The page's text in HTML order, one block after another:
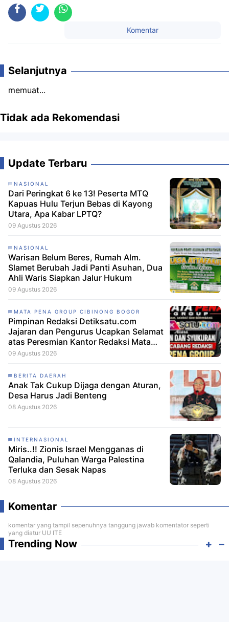
Komentar
Selanjutnya
memuat...
Tidak ada Rekomendasi
Update Terbaru
NASIONAL
Dari Peringkat 6 ke 13! Peserta MTQ
Kapuas Hulu Terjun Bebas di Kayong
Utara, Apa Kabar LPTQ?
09 Agustus 2026
NASIONAL
Warisan Belum Beres, Rumah Alm.
Slamet Berubah Jadi Panti Asuhan, Dua
Ahli Waris Siapkan Jalur Hukum
09 Agustus 2026
MATA PENA GROUP CIBINONG BOGOR
Pimpinan Redaksi Detiksatu.com
Jajaran dan Pengurus Ucapkan Selamat
atas Peresmian Kantor Redaksi Mata
Pena Group
09 Agustus 2026
BERITA DAERAH
Anak Tak Cukup Dijaga dengan Aturan,
Desa Harus Jadi Benteng
08 Agustus 2026
INTERNASIONAL
Miris..!! Zionis Israel Mengganas di
Qalandia, Puluhan Warga Palestina
Terluka dan Sesak Napas
08 Agustus 2026
Komentar
komentar yang tampil sepenuhnya tanggung jawab komentator seperti
yang diatur UU ITE
Trending Now